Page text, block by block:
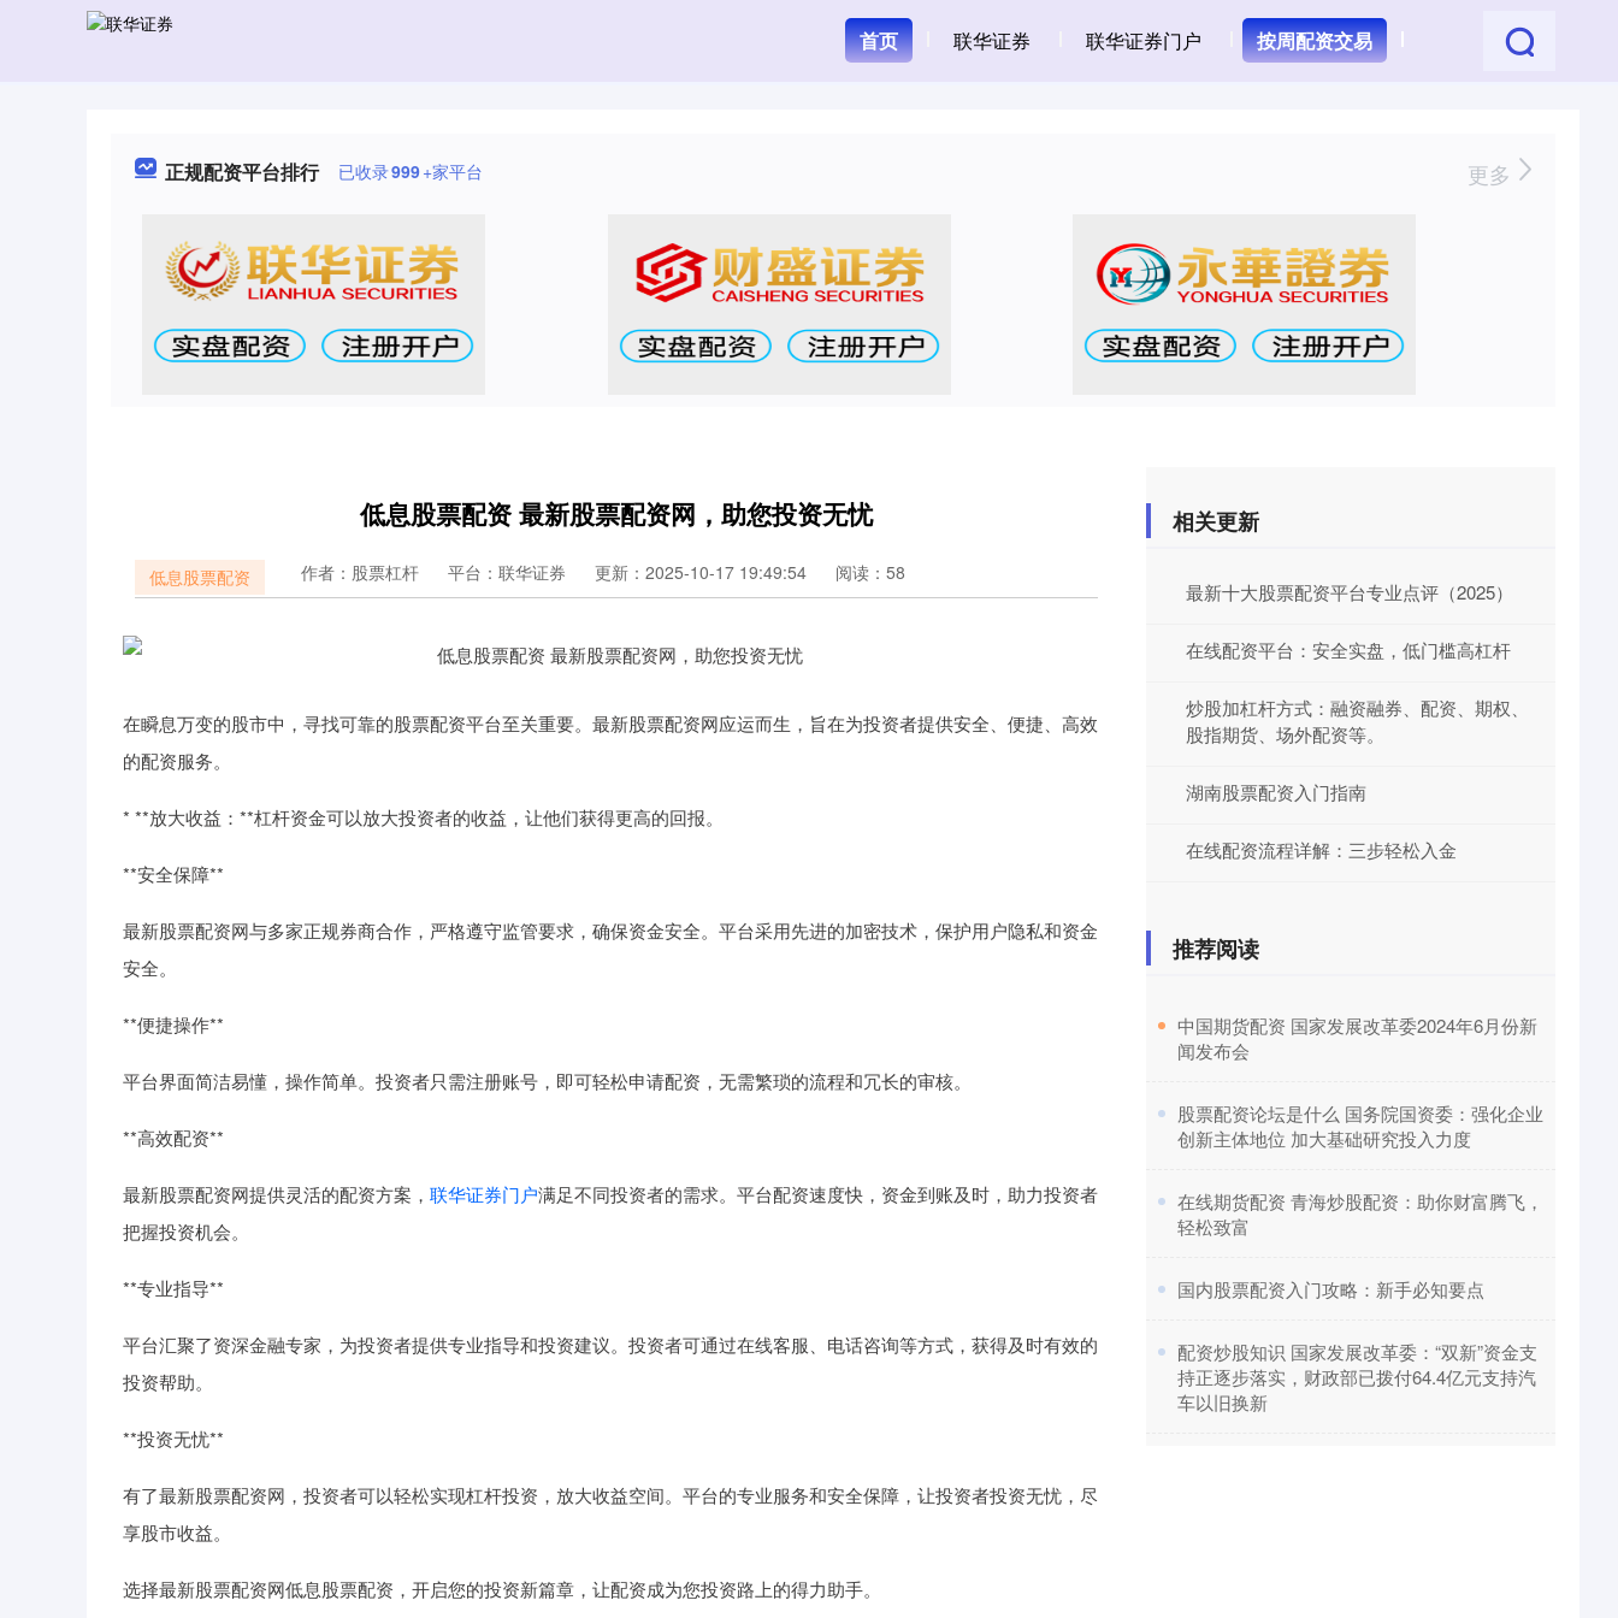
首页 联华证券 联华证券门户 按周配资交易
正规配资平台排行 已收录999+家平台 更多
低息股票配资 最新股票配资网，助您投资无忧
低息股票配资 作者：股票杠杆 平台：联华证券 更新：2025-10-17 19:49:54 阅读：58
在瞬息万变的股市中，寻找可靠的股票配资平台至关重要。最新股票配资网应运而生，旨在为投资者提供安全、便捷、高效
的配资服务。
* **放大收益：**杠杆资金可以放大投资者的收益，让他们获得更高的回报。
**安全保障**
最新股票配资网与多家正规券商合作，严格遵守监管要求，确保资金安全。平台采用先进的加密技术，保护用户隐私和资金
安全。
**便捷操作**
平台界面简洁易懂，操作简单。投资者只需注册账号，即可轻松申请配资，无需繁琐的流程和冗长的审核。
**高效配资**
最新股票配资网提供灵活的配资方案， 联华证券门户满足不同投资者的需求。平台配资速度快，资金到账及时，助力投资者
把握投资机会。
**专业指导**
平台汇聚了资深金融专家，为投资者提供专业指导和投资建议。投资者可通过在线客服、电话咨询等方式，获得及时有效的
投资帮助。
**投资无忧**
有了最新股票配资网，投资者可以轻松实现杠杆投资，放大收益空间。平台的专业服务和安全保障，让投资者投资无忧，尽
享股市收益。
选择最新股票配资网低息股票配资，开启您的投资新篇章，让配资成为您投资路上的得力助手。
相关更新
最新十大股票配资平台专业点评（2025）
在线配资平台：安全实盘，低门槛高杠杆
炒股加杠杆方式：融资融券、配资、期权、
股指期货、场外配资等。
湖南股票配资入门指南
在线配资流程详解：三步轻松入金
推荐阅读
​中国期货配资 国家发展改革委2024年6月份新
闻发布会
​股票配资论坛是什么 国务院国资委：强化企业
创新主体地位 加大基础研究投入力度
​在线期货配资 青海炒股配资：助你财富腾飞，
轻松致富
​国内股票配资入门攻略：新手必知要点
​配资炒股知识 国家发展改革委：“双新”资金支
持正逐步落实，财政部已拨付64.4亿元支持汽
车以旧换新